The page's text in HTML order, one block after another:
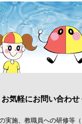
お気軽にお問い合わせ
実施、教職員への研修等